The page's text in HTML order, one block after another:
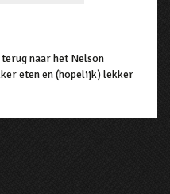
naar het Nelson
eten en (hopelijk) lekker